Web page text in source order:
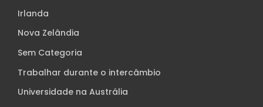
Irlanda
Nova Zelândia
Sem Categoria
Trabalhar durante o intercâmbio
Universidade na Austrália